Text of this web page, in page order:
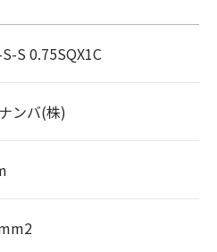
S 0.75SQX1C
ンバ(株)